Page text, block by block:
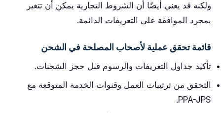
ولكنه قد يعني أيضًا أن الشروط التجارية يمكن أن تتغير
بمجرد الموافقة على التعريفات الدائمة.
قائمة تحقق عملية لأصحاب المصلحة في الشحن
تأكيد جداول التعريفات والرسوم قبل حجز الشحنات.
التحقق من ترتيبات العمل وقنوات الخدمة المتوقعة مع
PPA-JPS.